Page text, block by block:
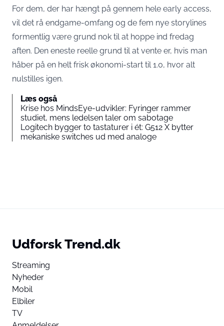
For dem, der har hængt på gennem hele early access,
vil det rå endgame-omfang og de fem nye storylines
formentlig være grund nok til at hoppe ind fredag
aften. Den eneste reelle grund til at vente er, hvis man
håber på en helt frisk økonomi-start til 1.0, hvor alt
nulstilles igen.
Læs også
Krise hos MindsEye-udvikler: Fyringer rammer
studiet, mens ledelsen taler om sabotage
Logitech bygger to tastaturer i ét: G512 X bytter
mekaniske switches ud med analoge
Udforsk Trend.dk
Streaming
Nyheder
Mobil
Elbiler
TV